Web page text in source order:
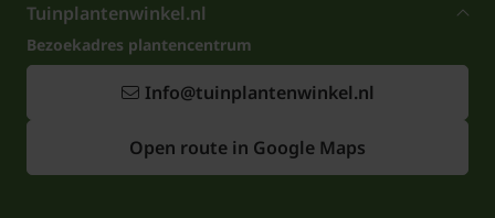
Tuinplantenwinkel.nl
Bezoekadres plantencentrum
Info@tuinplantenwinkel.nl
Open route in Google Maps